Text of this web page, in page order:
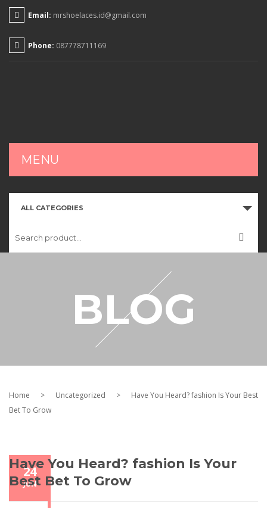
Email: mrshoelaces.id@gmail.com
Phone: 087778711169
MENU
HOME
CART
MY ACCOUNT
ALL CATEGORIES
BLOG
Home > Uncategorized >
Have You Heard? fashion Is Your Best
Bet To Grow
24
JUN
Have You Heard? fashion Is Your
Best Bet To Grow